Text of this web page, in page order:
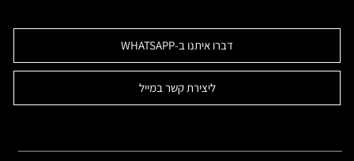
דברו איתנו ב-WHATSAPP
ליצירת קשר במייל